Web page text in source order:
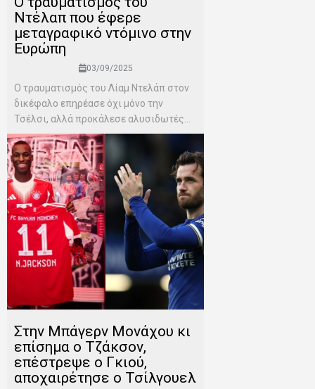
Ντέλαπ που έφερε
μεταγραφικό ντόμινο στην
Ευρώπη
03/09/2025
Ο τραυματισμός του Λίαμ Ντελάπ στον
δικέφαλο επηρέασε όχι μόνο την
Τσέλσι, αλλά προκάλεσε αλυσιδωτές...
Στην Μπάγερν Μονάχου κι
επίσημα ο Τζάκσον,
επέστρεψε ο Γκιού,
αποχαιρέτησε ο Τσίλγουελ